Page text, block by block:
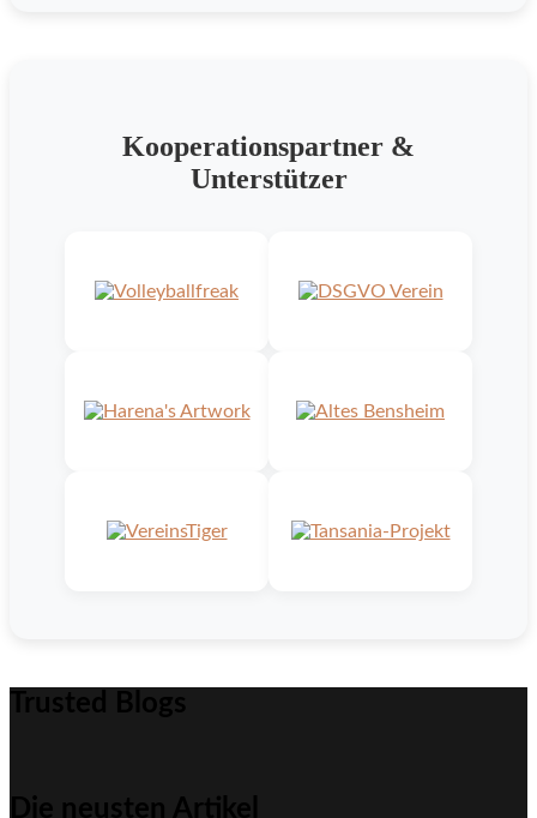
Kooperationspartner &
Unterstützer
Trusted Blogs
Die neusten Artikel